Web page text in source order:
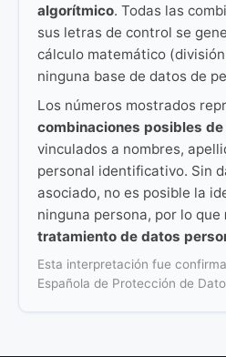
algorítmico. Todas las
sus letras de control se
cálculo matemático
ninguna base de datos de
Los números mostrados
combinaciones posibles
vinculados a nombres,
personal identificativo. Sin
asociado, no es posible la
ninguna persona, por lo que
tratamiento de datos
Esta interpretación fue
Española de Protección de